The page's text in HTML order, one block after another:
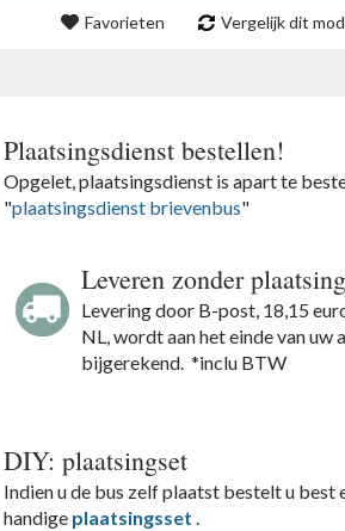
Favorieten Vergelijk dit
Plaatsingsdienst bestellen!
Opgelet, plaatsingsdienst is apart te
"plaatsingsdienst brievenbus"
Leveren zonder
Levering door B-post, 18,15
NL, wordt aan het einde van uw
bijgerekend. *inclu BTW
DIY: plaatsingset
Indien u de bus zelf plaatst bestelt u best
handige plaatsingsset .